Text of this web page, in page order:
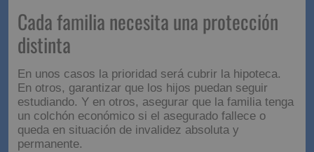
Cada familia necesita una protección
distinta
En unos casos la prioridad será cubrir la hipoteca.
En otros, garantizar que los hijos puedan seguir
estudiando. Y en otros, asegurar que la familia tenga
un colchón económico si el asegurado fallece o
queda en situación de invalidez absoluta y
permanente.